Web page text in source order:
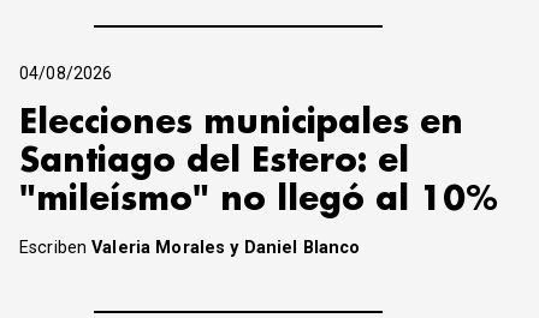
04/08/2026
Elecciones municipales en
Santiago del Estero: el
"mileísmo" no llegó al 10%
EscribenValeria Morales y Daniel Blanco